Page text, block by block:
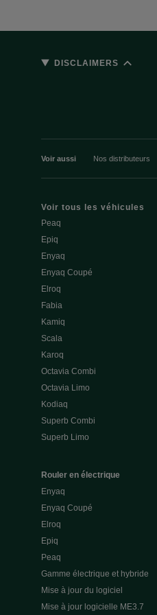
DISCLAIMERS
Voir aussi Nos distributeurs
Voir tous les véhicules
Peaq
Epiq
Enyaq
Enyaq Coupé
Elroq
Fabia
Kamiq
Scala
Karoq
Octavia Combi
Octavia Limo
Kodiaq
Superb Combi
Superb Limo
Rouler en électrique
Enyaq
Enyaq Coupé
Elroq
Epiq
Peaq
Gamme électrique et hybride
Mise à jour du logiciel
Mise à jour logicielle ME3.7